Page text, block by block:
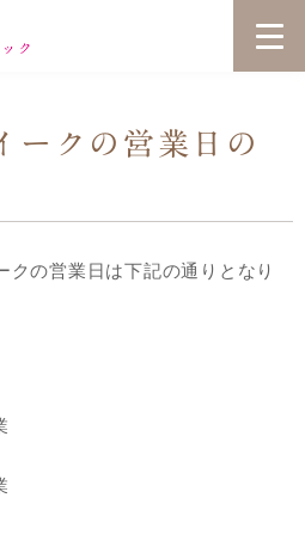
ークの営業日の
クの営業日は下記の通りとなり